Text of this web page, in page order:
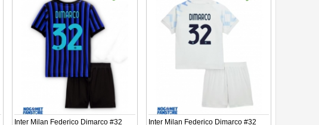
Inter Milan Federico Dimarco #32 Inter Milan Federico Dimarco #32